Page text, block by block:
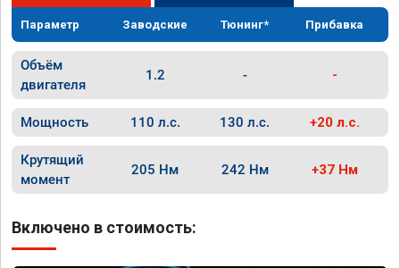
Параметр Заводские Тюнинг* Прибавка
Объём
двигателя
1.2 - -
Мощность 110 л.с. 130 л.с. +20 л.с.
Крутящий
момент
205 Нм 242 Нм +37 Нм
Включено в стоимость: